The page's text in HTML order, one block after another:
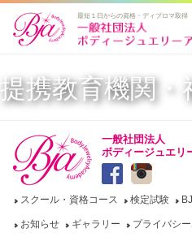
最短１日からの資格・ディプロマ取得
提携教育機関・
一般社団法人
ボディージュエリ
スクール・資格コース 検定試験
お知らせ ギャラリー プライバシ